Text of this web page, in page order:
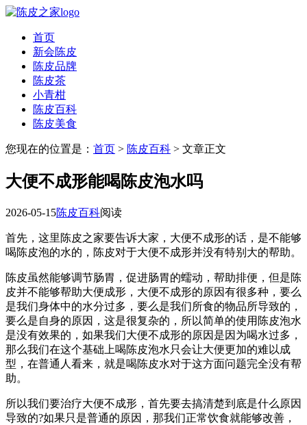
首页
新会陈皮
陈皮品牌
陈皮茶
小青柑
陈皮百科
陈皮美食
您现在的位置是： 首页 > 陈皮百科 > 文章正文
大便不成形能喝陈皮泡水吗
2026-05-15陈皮百科阅读
首先，这里陈皮之家要告诉大家，大便不成形的话，是不能够
喝陈皮泡的水的，陈皮对于大便不成形并没有特别大的帮助。
陈皮虽然能够调节肠胃，促进肠胃的蠕动，帮助排便，但是陈
皮并不能够帮助大便成形，大便不成形的原因有很多种，要么
是我们身体中的水分过多，要么是我们所食的物品所导致的，
要么是自身的原因，这是很复杂的，所以简单的使用陈皮泡水
是没有效果的，如果我们大便不成形的原因是因为喝水过多，
那么我们在这个基础上喝陈皮泡水只会让大便更加的难以成
型，在普通人看来，就是喝陈皮水对于这方面问题完全没有帮
助。
所以我们要治疗大便不成形，首先要去搞清楚到底是什么原因
导致的?如果只是普通的原因，那我们正常饮食就能够改善，